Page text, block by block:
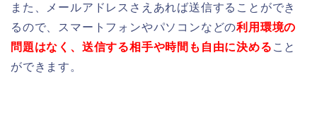
また、メールアドレスさえあれば送信することができ
るので、スマートフォンやパソコンなどの利用環境の
問題はなく、 送信する相手や時間も自由に決める こと
ができます。